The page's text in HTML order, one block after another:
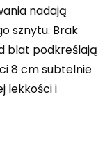
nadają
sznytu. Brak
blat podkreślają
8 cm subtelnie
lekkości i